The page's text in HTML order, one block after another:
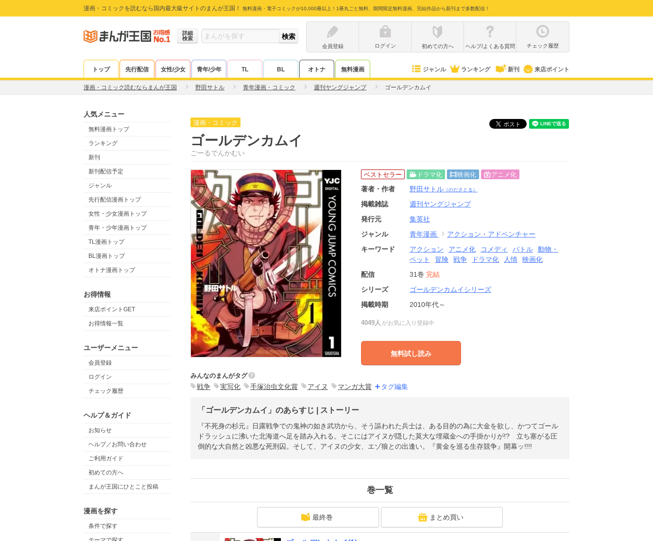
漫画・コミックを読むなら国内最大級サイトのまんが王国！ 無料漫画・電子コミックが10,000冊以上！1冊丸ごと無料、期間限定無料漫画、完結作品から新刊まで多数配信！
詳細
検索
会員登録
ログイン 初めての方へ ヘルプ/よくある質問 チェック履歴
トップ 先行配信 女性/少女 青年/少年 TL BL オトナ 無料漫画 ジャンル ランキング 新刊 来店ポイント
漫画・コミック読むならまんが王国 野田サトル 青年漫画・コミック 週刊ヤングジャンプ ゴールデンカムイ
人気メニュー
無料漫画トップ
ランキング
新刊
新刊配信予定
ジャンル
先行配信漫画トップ
女性・少女漫画トップ
青年・少年漫画トップ
TL漫画トップ
BL漫画トップ
オトナ漫画トップ
お得情報
来店ポイントGET
お得情報一覧
ユーザーメニュー
会員登録
ログイン
チェック履歴
ヘルプ＆ガイド
お知らせ
ヘルプ／お問い合わせ
ご利用ガイド
初めての方へ
まんが王国にひとこと投稿
漫画を探す
条件で探す
漫画・コミック
ゴールデンカムイ
ごーるでんかむい
ベストセラー ドラマ化 映画化 アニメ化
著者・作者 野田サトル （のださとる）
掲載雑誌
週刊ヤングジャンプ
発行元
集英社
ジャンル
青年漫画
アクション・アドベンチャー
キーワード
アクション アニメ化 コメディ バトル
動物・
ペット
冒険 戦争 ドラマ化 人情
映画化
配信
31巻 完結
シリーズ
ゴールデンカムイシリーズ
掲載時期
2010年代～
4049人 がお気に入り登録中
無料試し読み
みんなのまんがタグ
戦争 実写化 手塚治虫文化賞 アイヌ マンガ大賞 タグ編集
「ゴールデンカムイ」のあらすじ | ストーリー
『不死身の杉元』日露戦争での鬼神の如き武功から、そう謳われた兵士は、ある目的の為に大金を欲し、かつてゴール
ドラッシュに沸いた北海道へ足を踏み入れる。そこにはアイヌが隠した莫大な埋蔵金への手掛かりが!? 立ち塞がる圧
倒的な大自然と凶悪な死刑囚。そして、アイヌの少女、エゾ狼との出逢い。『黄金を巡る生存競争』開幕ッ!!!!
巻一覧
最終巻 まとめ買い